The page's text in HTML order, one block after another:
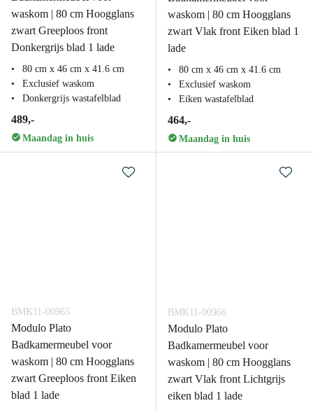
waskom | 80 cm Hoogglans
zwart Greeploos front
Donkergrijs blad 1 lade
80 cm x 46 cm x 41.6 cm
Exclusief waskom
Donkergrijs wastafelblad
489,-
Maandag in huis
waskom | 80 cm Hoogglans
zwart Vlak front Eiken blad 1
lade
80 cm x 46 cm x 41.6 cm
Exclusief waskom
Eiken wastafelblad
464,-
Maandag in huis
BMK11-00965
Modulo Plato
Badkamermeubel voor
waskom | 80 cm Hoogglans
zwart Greeploos front Eiken
blad 1 lade
BMK11-00966
Modulo Plato
Badkamermeubel voor
waskom | 80 cm Hoogglans
zwart Vlak front Lichtgrijs
eiken blad 1 lade